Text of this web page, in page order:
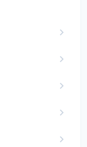
chevron_right
chevron_right
chevron_right
chevron_right
chevron_right